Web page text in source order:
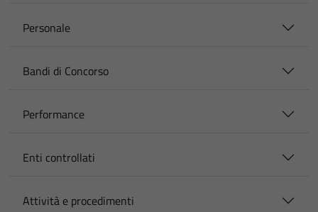
Personale
Bandi di Concorso
Performance
Enti controllati
Attività e procedimenti